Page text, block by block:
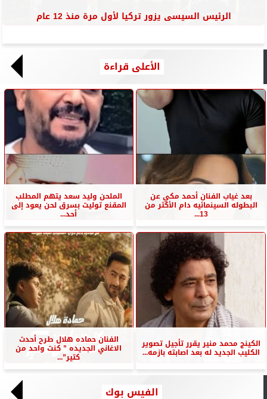
الرئيس السيسى يزور تركيا لأول مرة منذ 12 عام
الأعلى قراءة
بعد غياب الفنان أحمد مكي عن
البطوله السينمائيه دام الأكثر من
13...
الملحن وليد سعد يتهم المطلب
المقنع توليت بسرق لحن يعود إلى
أحد...
الكينج محمد منير يقرر تأجيل تصوير
الكليب الجديد له بعد اصابته بازمه...
الفنان حماده هلال طرح أحدث
الاغاني الجديده ” كنت واحد من
كتير”...
الفيس بوك